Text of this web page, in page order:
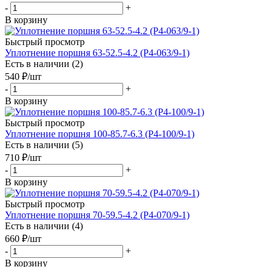
-
+
В корзину
Быстрый просмотр
Уплотнение поршня 63-52.5-4.2 (P4-063/9-1)
Есть в наличии (2)
540 ₽/шт
-
+
В корзину
Быстрый просмотр
Уплотнение поршня 100-85.7-6.3 (P4-100/9-1)
Есть в наличии (5)
710 ₽/шт
-
+
В корзину
Быстрый просмотр
Уплотнение поршня 70-59.5-4.2 (P4-070/9-1)
Есть в наличии (4)
660 ₽/шт
-
+
В корзину